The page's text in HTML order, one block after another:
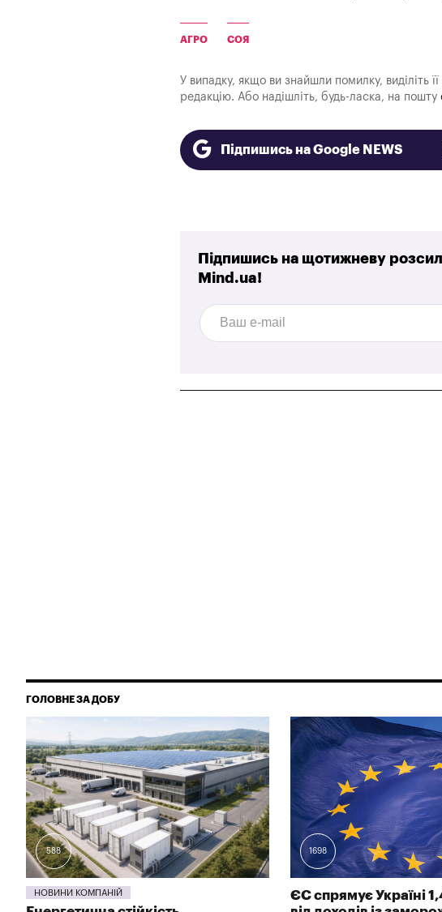
АГРО СОЯ
У випадку, якщо ви знайшли помилку, виділіть
редакцію. Або надішліть, будь-ласка, на пошту
Підпишись на Google NEWS
Підпишись на щотижневу
Mind.ua!
ГОЛОВНЕ ЗА ДОБУ
588
НОВИНИ КОМПАНІЙ
1698
ЄС спрямує Україні